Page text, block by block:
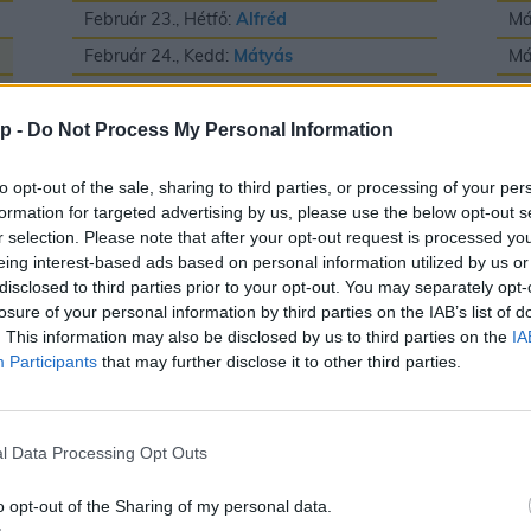
- Do Not Process My Personal Information
opt-out of the sale, sharing to third parties, or processing of your
for targeted advertising by us, please use the below opt-out
selection. Please note that after your opt-out request is processed
interest-based ads based on personal information utilized by us
to third parties prior to your opt-out. You may separately
of your personal information by third parties on the IAB’s list of
This information may also be disclosed by us to third parties on the
Participants that may further disclose it to other third parties.
Data Processing Opt Outs
opt-out of the Sharing of my personal data.
Február 23., Hétfő: Alfréd
Február 24., Kedd: Mátyás
Február 25., Szerda:Géza
Február 26., Csütörtök:Edina
Február 28., Szombat:
Elemér
Május 2., Szombat:Zsigmond